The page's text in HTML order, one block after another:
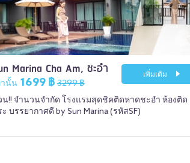
Marina Cha Am, ชะอำ
านั้น 1699 ฿ 3299 ฿
เพิ่มเติม
น!! จำนวนจำกัด โรงแรมสุดชิคติดหาดชะอำ ห้องติด
ะ บรรยากาศดี by Sun Marina (รหัสSF)